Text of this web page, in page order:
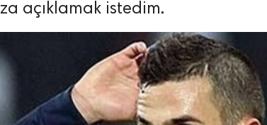
açıklamak istedim.